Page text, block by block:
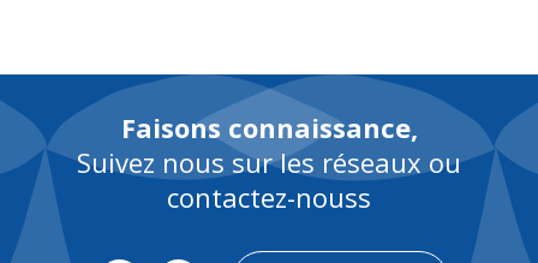
Faisons connaissance,
Suivez nous sur les réseaux ou
contactez-nouss